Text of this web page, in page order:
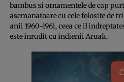
bambus si ornamentele de cap
asemanatoare cu cele folosite de
anii 1960-1961, ceea ce il
este inrudit cu indienii Aruak.